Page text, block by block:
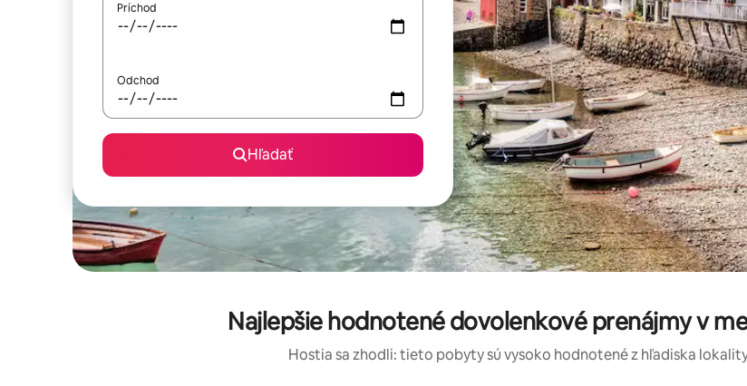
Príchod
Odchod
Hľadať
Najlepšie hodnotené dovolenkové prenájmy v
Hostia sa zhodli: tieto pobyty sú vysoko hodnotené z hľadiska